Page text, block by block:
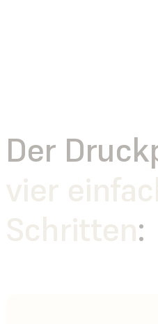
Der
vier
Schritten: